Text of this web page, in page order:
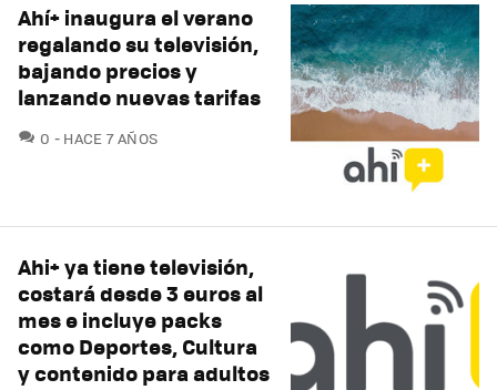
Ahí+ inaugura el verano
regalando su televisión,
bajando precios y
lanzando nuevas tarifas
0 COMENTARIOS
HACE 7 AÑOS
Ahi+ ya tiene televisión,
costará desde 3 euros al
mes e incluye packs
como Deportes, Cultura
y contenido para adultos